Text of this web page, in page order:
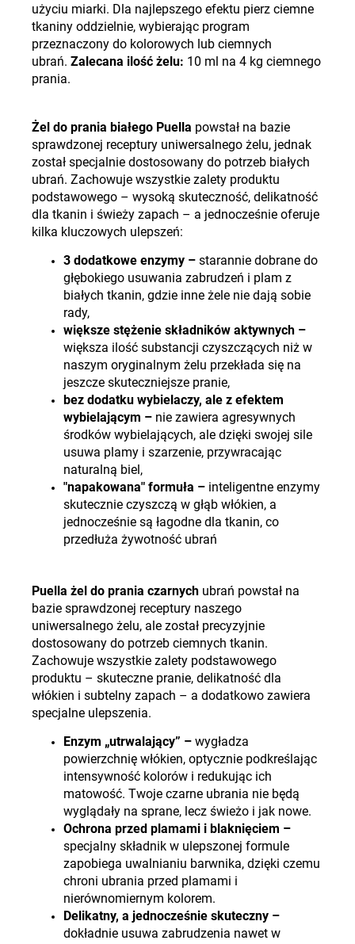
użyciu miarki. Dla najlepszego efektu pierz ciemne
tkaniny oddzielnie, wybierając program
przeznaczony do kolorowych lub ciemnych
ubrań. Zalecana ilość żelu: 10 ml na 4 kg ciemnego
prania.
Żel do prania białego Puella powstał na bazie
sprawdzonej receptury uniwersalnego żelu, jednak
został specjalnie dostosowany do potrzeb białych
ubrań. Zachowuje wszystkie zalety produktu
podstawowego – wysoką skuteczność, delikatność
dla tkanin i świeży zapach – a jednocześnie oferuje
kilka kluczowych ulepszeń:
3 dodatkowe enzymy – starannie dobrane do
głębokiego usuwania zabrudzeń i plam z
białych tkanin, gdzie inne żele nie dają sobie
rady,
większe stężenie składników aktywnych –
większa ilość substancji czyszczących niż w
naszym oryginalnym żelu przekłada się na
jeszcze skuteczniejsze pranie,
bez dodatku wybielaczy, ale z efektem
wybielającym – nie zawiera agresywnych
środków wybielających, ale dzięki swojej sile
usuwa plamy i szarzenie, przywracając
naturalną biel,
"napakowana" formuła – inteligentne enzymy
skutecznie czyszczą w głąb włókien, a
jednocześnie są łagodne dla tkanin, co
przedłuża żywotność ubrań
Puella żel do prania czarnych ubrań powstał na
bazie sprawdzonej receptury naszego
uniwersalnego żelu, ale został precyzyjnie
dostosowany do potrzeb ciemnych tkanin.
Zachowuje wszystkie zalety podstawowego
produktu – skuteczne pranie, delikatność dla
włókien i subtelny zapach – a dodatkowo zawiera
specjalne ulepszenia.
Enzym „utrwalający” – wygładza
powierzchnię włókien, optycznie podkreślając
intensywność kolorów i redukując ich
matowość. Twoje czarne ubrania nie będą
wyglądały na sprane, lecz świeżo i jak nowe.
Ochrona przed plamami i blaknięciem –
specjalny składnik w ulepszonej formule
zapobiega uwalnianiu barwnika, dzięki czemu
chroni ubrania przed plamami i
nierównomiernym kolorem.
Delikatny, a jednocześnie skuteczny –
dokładnie usuwa zabrudzenia nawet w